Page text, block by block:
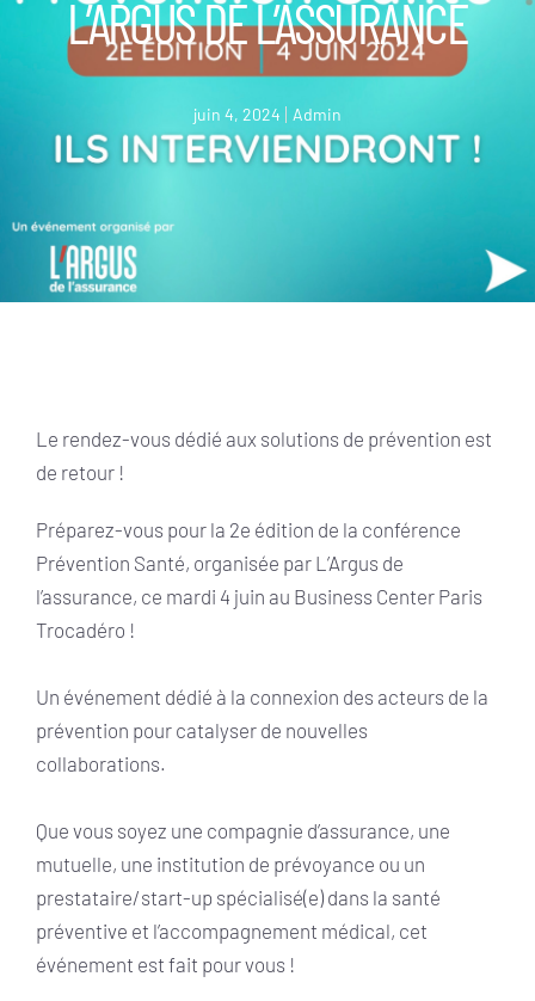
L’ARGUS DE L’ASSURANCE
juin 4, 2024 Admin
Le rendez-vous dédié aux solutions de prévention est
de retour !
Préparez-vous pour la 2e édition de la conférence
Prévention Santé, organisée par L’Argus de
l’assurance, ce mardi 4 juin au Business Center Paris
Trocadéro !
Un événement dédié à la connexion des acteurs de la
prévention pour catalyser de nouvelles
collaborations.
Que vous soyez une compagnie d’assurance, une
mutuelle, une institution de prévoyance ou un
prestataire/start-up spécialisé(e) dans la santé
préventive et l’accompagnement médical, cet
événement est fait pour vous !